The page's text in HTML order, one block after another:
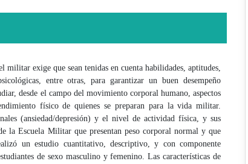
militar exige que sean tenidas en cuenta habilidades, aptitudes,
entre otras, para garantizar un buen desempeño
desde el campo del movimiento corporal humano, aspectos
físico de quienes se preparan para la vida militar.
(ansiedad/depresión) y el nivel de actividad física, y sus
la Escuela Militar que presentan peso corporal normal y que
un estudio cuantitativo, descriptivo, y con componente
de sexo masculino y femenino. Las características de